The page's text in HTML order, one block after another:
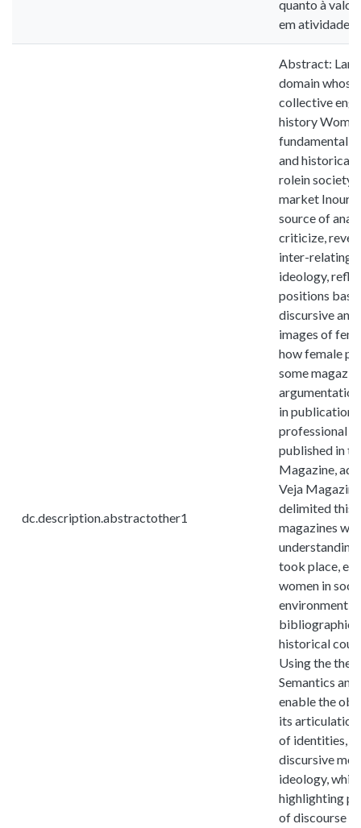
quanto à
em atividades
dc.description.abstractother1
Abstract:
domain
collective
history
fundamental
and historical
rolein society,
market Inour
source of
criticize,
inter-relating
ideology,
positions
discursive
images of
how female
some
in
professional
published in
Magazine,
Veja
delimited this
magazines
took place,
women in
environment
historical
Using the
Semantics
enable the
its
of identities,
discursive
ideology,
highlighting
of discourse